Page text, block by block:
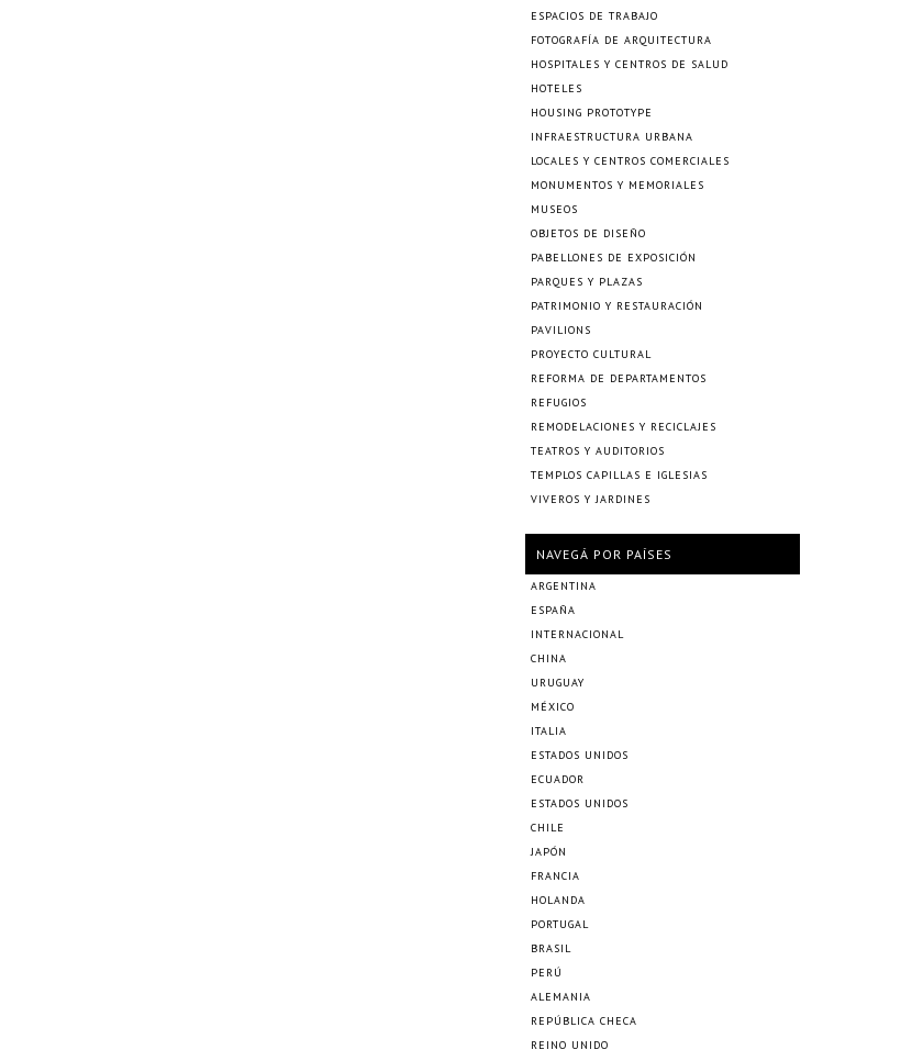
ESPACIOS DE TRABAJO
FOTOGRAFÍA DE ARQUITECTURA
HOSPITALES Y CENTROS DE SALUD
HOTELES
HOUSING PROTOTYPE
INFRAESTRUCTURA URBANA
LOCALES Y CENTROS COMERCIALES
MONUMENTOS Y MEMORIALES
MUSEOS
OBJETOS DE DISEÑO
PABELLONES DE EXPOSICIÓN
PARQUES Y PLAZAS
PATRIMONIO Y RESTAURACIÓN
PAVILIONS
PROYECTO CULTURAL
REFORMA DE DEPARTAMENTOS
REFUGIOS
REMODELACIONES Y RECICLAJES
TEATROS Y AUDITORIOS
TEMPLOS CAPILLAS E IGLESIAS
VIVEROS Y JARDINES
NAVEGÁ POR PAÍSES
ARGENTINA
ESPAÑA
INTERNACIONAL
CHINA
URUGUAY
MÉXICO
ITALIA
ESTADOS UNIDOS
ECUADOR
ESTADOS UNIDOS
CHILE
JAPÓN
FRANCIA
HOLANDA
PORTUGAL
BRASIL
PERÚ
ALEMANIA
REPÚBLICA CHECA
REINO UNIDO